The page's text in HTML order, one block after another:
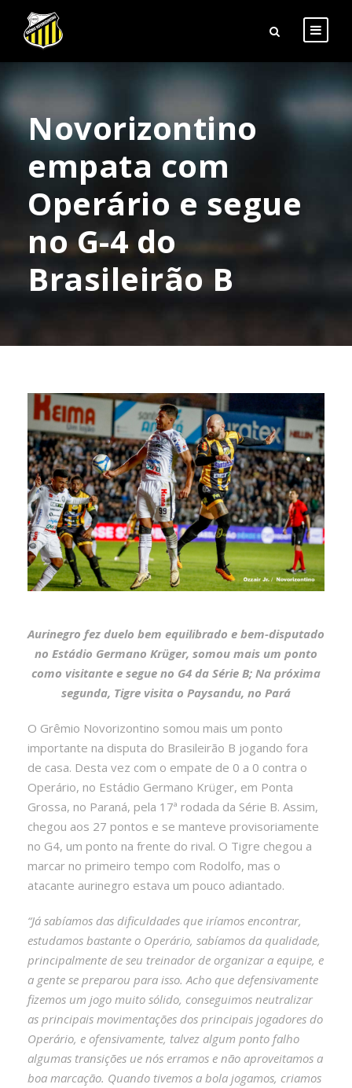
Novorizontino
empata com
Operário e segue
no G-4 do
Brasileirão B
Aurinegro fez duelo bem equilibrado e bem-disputado
no Estádio Germano Krüger, somou mais um ponto
como visitante e segue no G4 da Série B; Na próxima
segunda, Tigre visita o Paysandu, no Pará
O Grêmio Novorizontino somou mais um ponto
importante na disputa do Brasileirão B jogando fora
de casa. Desta vez com o empate de 0 a 0 contra o
Operário, no Estádio Germano Krüger, em Ponta
Grossa, no Paraná, pela 17ª rodada da Série B. Assim,
chegou aos 27 pontos e se manteve provisoriamente
no G4, um ponto na frente do rival. O Tigre chegou a
marcar no primeiro tempo com Rodolfo, mas o
atacante aurinegro estava um pouco adiantado.
“Já sabíamos das dificuldades que iríamos encontrar,
estudamos bastante o Operário, sabíamos da qualidade,
principalmente de seu treinador de organizar a equipe, e
a gente se preparou para isso. Acho que defensivamente
fizemos um jogo muito sólido, conseguimos neutralizar
as principais movimentações dos principais jogadores do
Operário, e ofensivamente, talvez algum ponto falho
algumas transições ue nós erramos e não aproveitamos a
boa marcação. Quando tivemos a bola jogamos, criamos